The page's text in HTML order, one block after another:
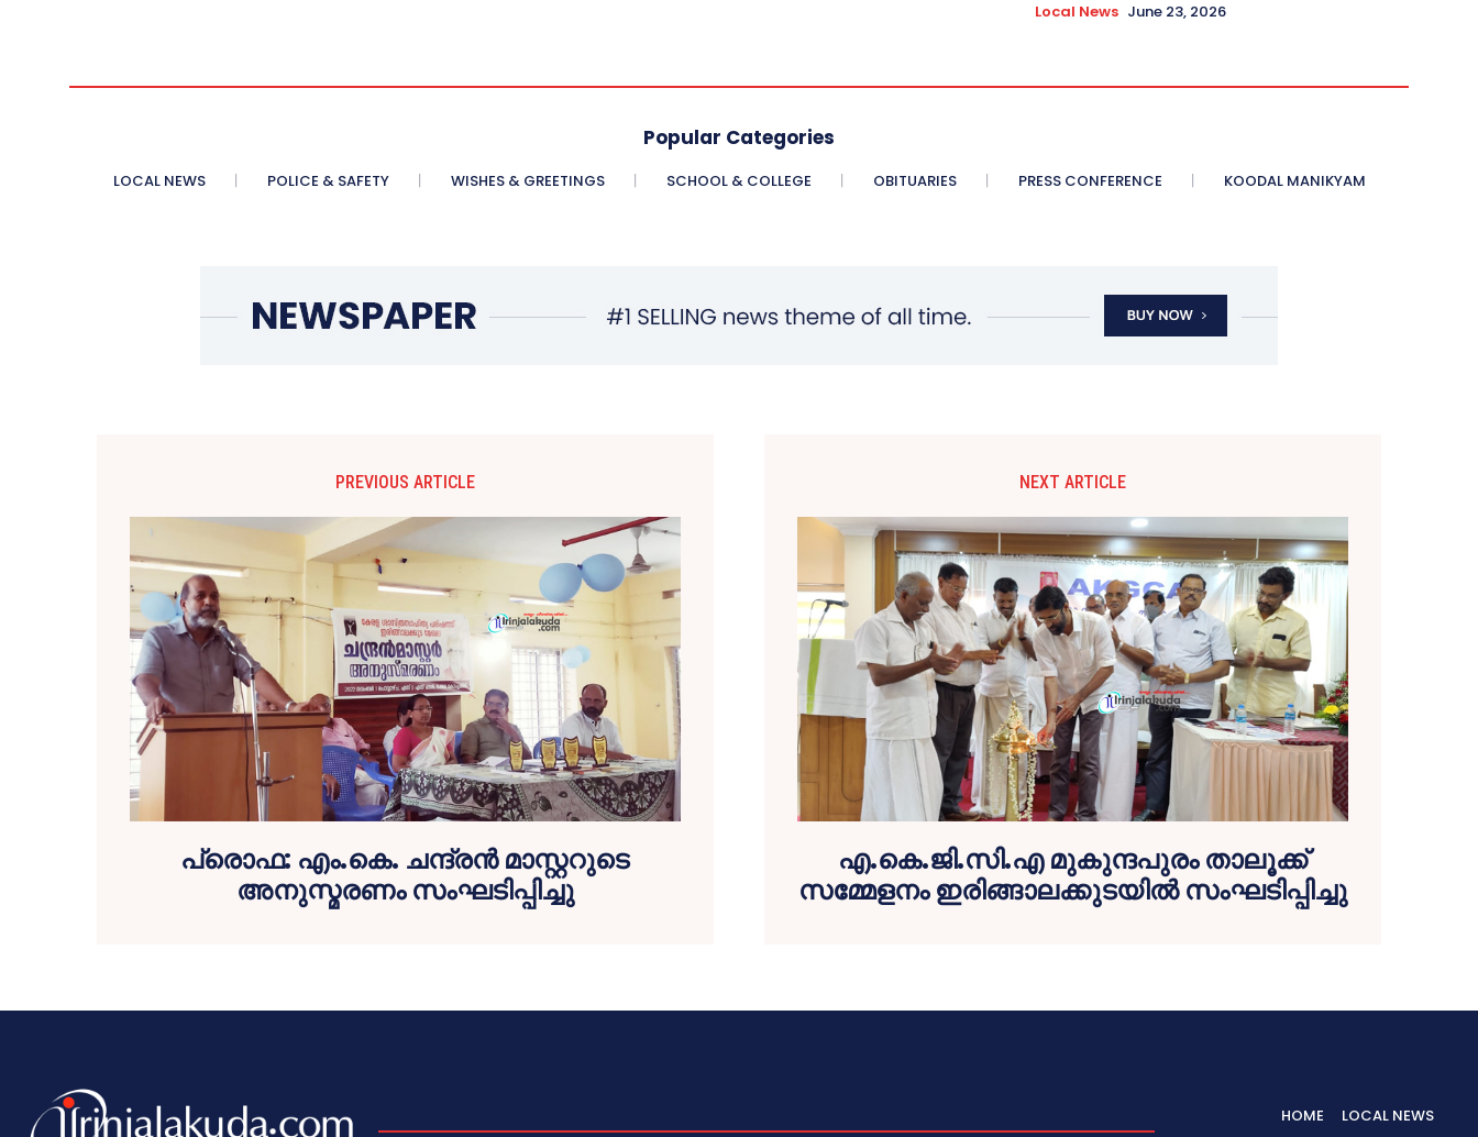
Local News June 23, 2026
Popular Categories
LOCAL NEWS POLICE & SAFETY WISHES & GREETINGS SCHOOL & COLLEGE OBITUARIES PRESS CONFERENCE KOODAL MANIKYAM
PREVIOUS ARTICLE
പ്രൊഫ: എം.കെ. ചന്ദ്രൻ മാസ്റ്ററുടെ
അനുസ്മരണം സംഘടിപ്പിച്ചു
NEXT ARTICLE
എ.കെ.ജി.സി.എ മുകുന്ദപുരം താലൂക്ക്
സമ്മേളനം ഇരിങ്ങാലക്കുടയില്‍ സംഘടിപ്പിച്ചു
HOME
LOCAL NEWS